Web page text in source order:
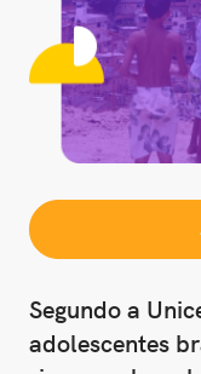
Segundo a
adolescentes